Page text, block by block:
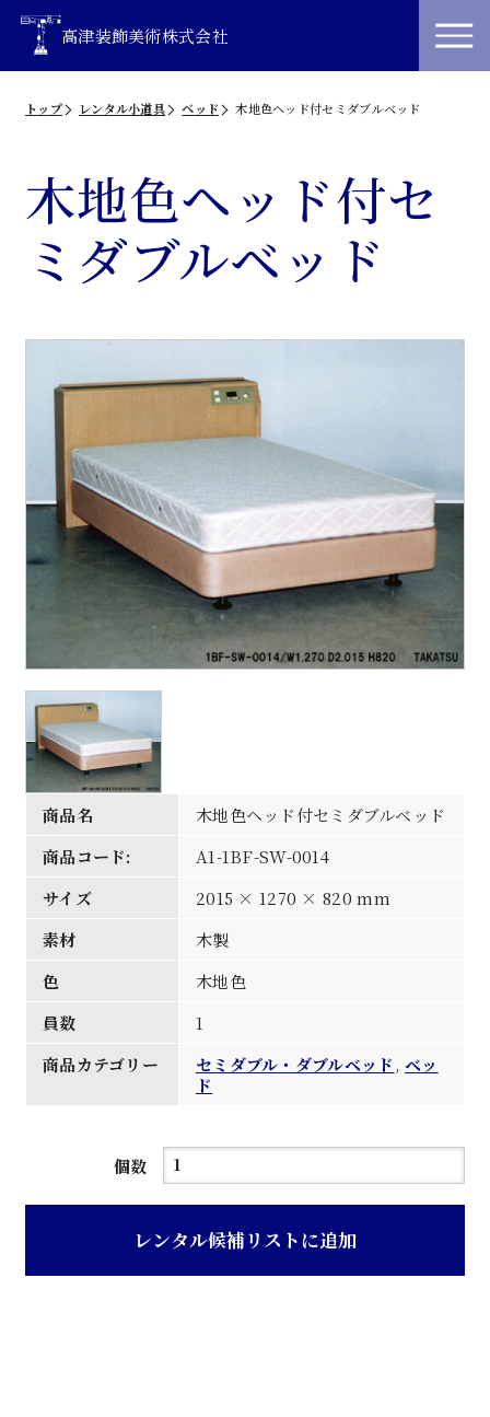
高津装飾美術株式会社
トップ レンタル小道具 ベッド 木地色ヘッド付セミダブルベッド
木地色ヘッド付セ
ミダブルベッド
商品名
木地色ヘッド付セミダブルベッド
商品コード:
A1-1BF-SW-0014
サイズ
2015 × 1270 × 820 mm
素材
木製
色
木地色
員数
1
商品カテゴリー
セミダブル・ダブルベッド,ベッ
ド
個数
木
ヘ
レンタル候補リストに追加